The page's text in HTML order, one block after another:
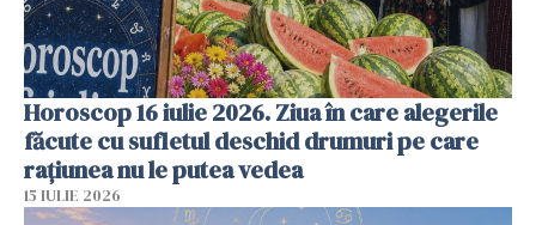
Horoscop 16 iulie 2026. Ziua în care alegerile
făcute cu sufletul deschid drumuri pe care
rațiunea nu le putea vedea
15 IULIE 2026